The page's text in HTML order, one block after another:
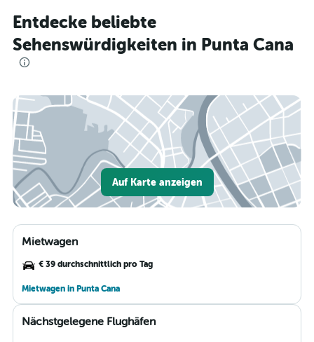
Entdecke beliebte
Sehenswürdigkeiten in Punta Cana
Auf Karte anzeigen
Mietwagen
€ 39 durchschnittlich pro Tag
Mietwagen in Punta Cana
Nächstgelegene Flughäfen